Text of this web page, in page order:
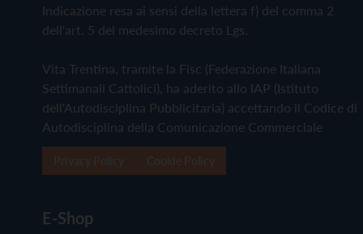
Indicazione resa ai sensi della lettera f) del comma 2
dell'art. 5 del medesimo decreto Lgs.
Vita Trentina, tramite la Fisc (Federazione Italiana
Settimanali Cattolici), ha aderito allo IAP (Istituto
dell'Autodisciplina Pubblicitaria) accettando il Codice di
Autodisciplina della Comunicazione Commerciale
E-Shop